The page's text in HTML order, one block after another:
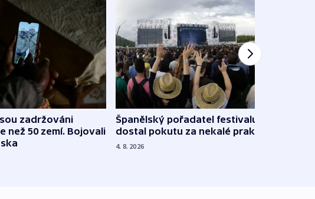
zadržováni
než 50 zemí. Bojovali
Španělský pořadatel festivalu
dostal pokutu za nekalé praktiky
4. 8. 2026